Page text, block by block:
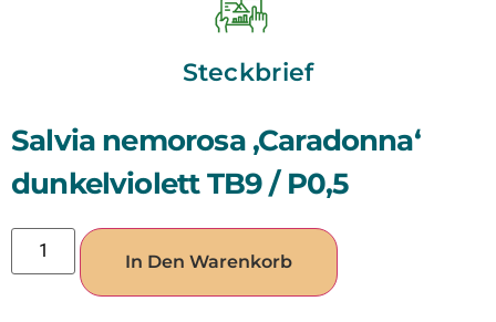
Steckbrief
Salvia nemorosa ‚Caradonna‘
dunkelviolett TB9 / P0,5
In Den Warenkorb